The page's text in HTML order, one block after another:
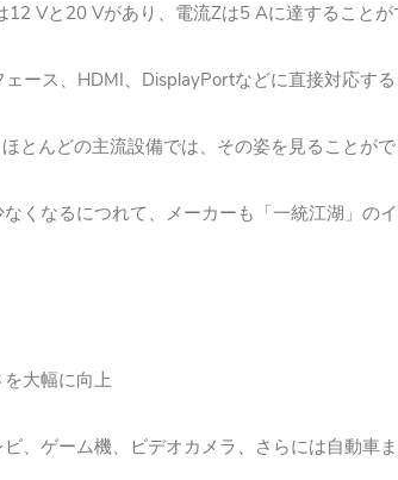
12 Vと 20 Vがあり、電流Zは5 Aに達することが
ース、 HDMI DisplayPortなどに直接対応する
とんどの主流設備では、その姿を見ることがで
くなるにつれて、メーカーも「一統江湖」の
大幅に向上
、ゲーム機、ビデオカメラ、さらには自動車ま